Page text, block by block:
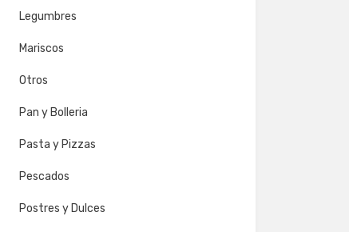
Legumbres
Mariscos
Otros
Pan y Bolleria
Pasta y Pizzas
Pescados
Postres y Dulces